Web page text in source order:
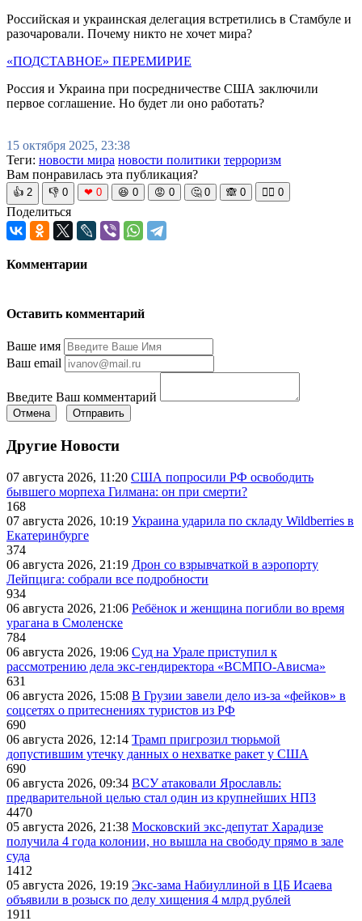
Российская и украинская делегация встретились в Стамбуле и
разочаровали. Почему никто не хочет мира?
«ПОДСТАВНОЕ» ПЕРЕМИРИЕ
Россия и Украина при посредничестве США заключили
первое соглашение. Но будет ли оно работать?
15 октября 2025, 23:38
Теги: новости мира новости политики терроризм
Вам понравилась эта публикация?
👍 2 👎 0 ❤ 0 😆 0 😡 0 🤔 0 🙈 0 🧘‍♀️ 0
Поделиться
Комментарии
Оставить комментарий
Ваше имя
Ваш email
Введите Ваш комментарий
Отмена Отправить
Другие Новости
07 августа 2026, 11:20 США попросили РФ освободить
бывшего морпеха Гилмана: он при смерти?
168
07 августа 2026, 10:19 Украина ударила по складу Wildberries в
Екатеринбурге
374
06 августа 2026, 21:19 Дрон со взрывчаткой в аэропорту
Лейпцига: собрали все подробности
934
06 августа 2026, 21:06 Ребёнок и женщина погибли во время
урагана в Смоленске
784
06 августа 2026, 19:06 Суд на Урале приступил к
рассмотрению дела экс-гендиректора «ВСМПО-Ависма»
631
06 августа 2026, 15:08 В Грузии завели дело из-за «фейков» в
соцсетях о притеснениях туристов из РФ
690
06 августа 2026, 12:14 Трамп пригрозил тюрьмой
допустившим утечку данных о нехватке ракет у США
690
06 августа 2026, 09:34 ВСУ атаковали Ярославль:
предварительной целью стал один из крупнейших НПЗ
4470
05 августа 2026, 21:38 Московский экс-депутат Харадизе
получила 4 года колонии, но вышла на свободу прямо в зале
суда
1412
05 августа 2026, 19:19 Экс-зама Набиуллиной в ЦБ Исаева
объявили в розыск по делу хищения 4 млрд рублей
1911